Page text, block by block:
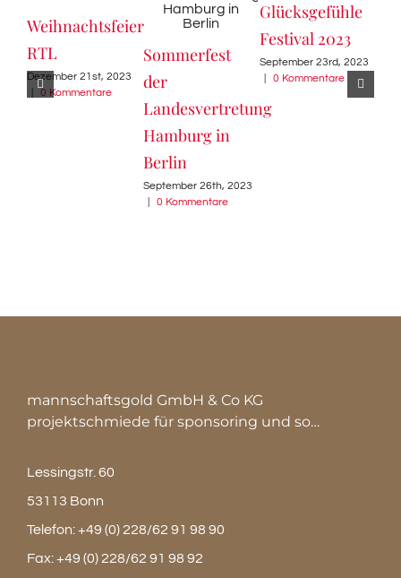
Weihnachtsfeier
RTL
Dezember 21st, 2023
0 Kommentare
Sommerfest
der
Landesvertretung
Hamburg in
Berlin
September 26th, 2023
0 Kommentare
Glücksgefühle
Festival 2023
September 23rd, 2023
0 Kommentare
mannschaftsgold GmbH & Co KG
projektschmiede für sponsoring und so…
Lessingstr. 60
53113 Bonn
Telefon:+49 (0) 228/62 91 98 90
Fax:+49 (0) 228/62 91 98 92